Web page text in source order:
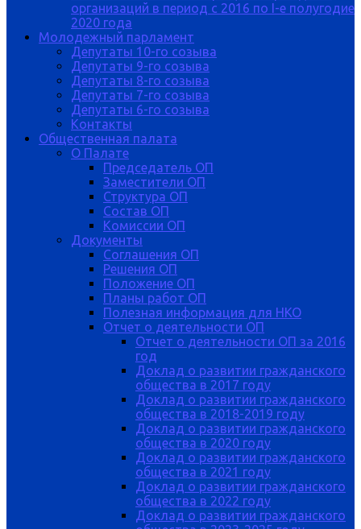
организаций в период с 2016 по I-е полугодие
2020 года
Молодежный парламент
Депутаты 10-го созыва
Депутаты 9-го созыва
Депутаты 8-го созыва
Депутаты 7-го созыва
Депутаты 6-го созыва
Контакты
Общественная палата
О Палате
Председатель ОП
Заместители ОП
Структура ОП
Состав ОП
Комиссии ОП
Документы
Соглашения ОП
Решения ОП
Положение ОП
Планы работ ОП
Полезная информация для НКО
Отчет о деятельности ОП
Отчет о деятельности ОП за 2016
год
Доклад о развитии гражданского
общества в 2017 году
Доклад о развитии гражданского
общества в 2018-2019 году
Доклад о развитии гражданского
общества в 2020 году
Доклад о развитии гражданского
общества в 2021 году
Доклад о развитии гражданского
общества в 2022 году
Доклад о развитии гражданского